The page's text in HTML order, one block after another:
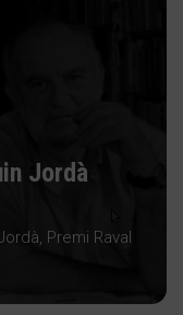
Jordà
Premi Raval